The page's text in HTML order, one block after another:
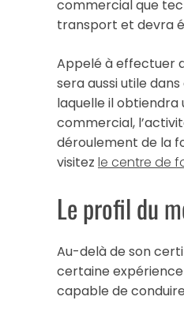
commercial que
transport et devra
Appelé à effectuer
sera aussi utile
laquelle il obtiendra
commercial,
déroulement de la
visitez le centre de
Le profil du
Au-delà de son
certaine expérience
capable de